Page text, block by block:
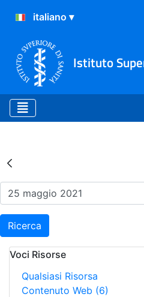
Istituto
Risultati della
Ricerca
Voci Risorse
Qualsiasi Risorsa
Contenuto Web (6)